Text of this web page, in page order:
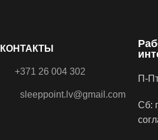
КОНТАКТЫ
+371 26 004 302
sleeppoint.lv@gmail.com
П-
Сб: